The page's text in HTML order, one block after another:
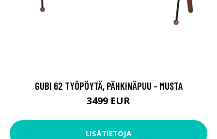
GUBI 62 TYÖPÖYTÄ, PÄHKINÄPUU - MUSTA
3499 EUR
LISÄTIETOJA